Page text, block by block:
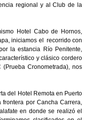
regional y al Club de la
Hotel Cabo de Hornos,
iniciamos el recorrido con
la estancia Río Penitente,
y clásico cordero
Cronometrada), nos
del Hotel Remota en Puerto
por Cancha Carrera,
en donde se realizó el